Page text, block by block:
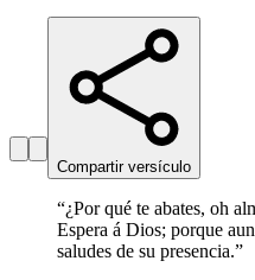
Compartir versículo
“¿Por qué te abates, oh
Espera á Dios; porque
saludes de su presencia.”